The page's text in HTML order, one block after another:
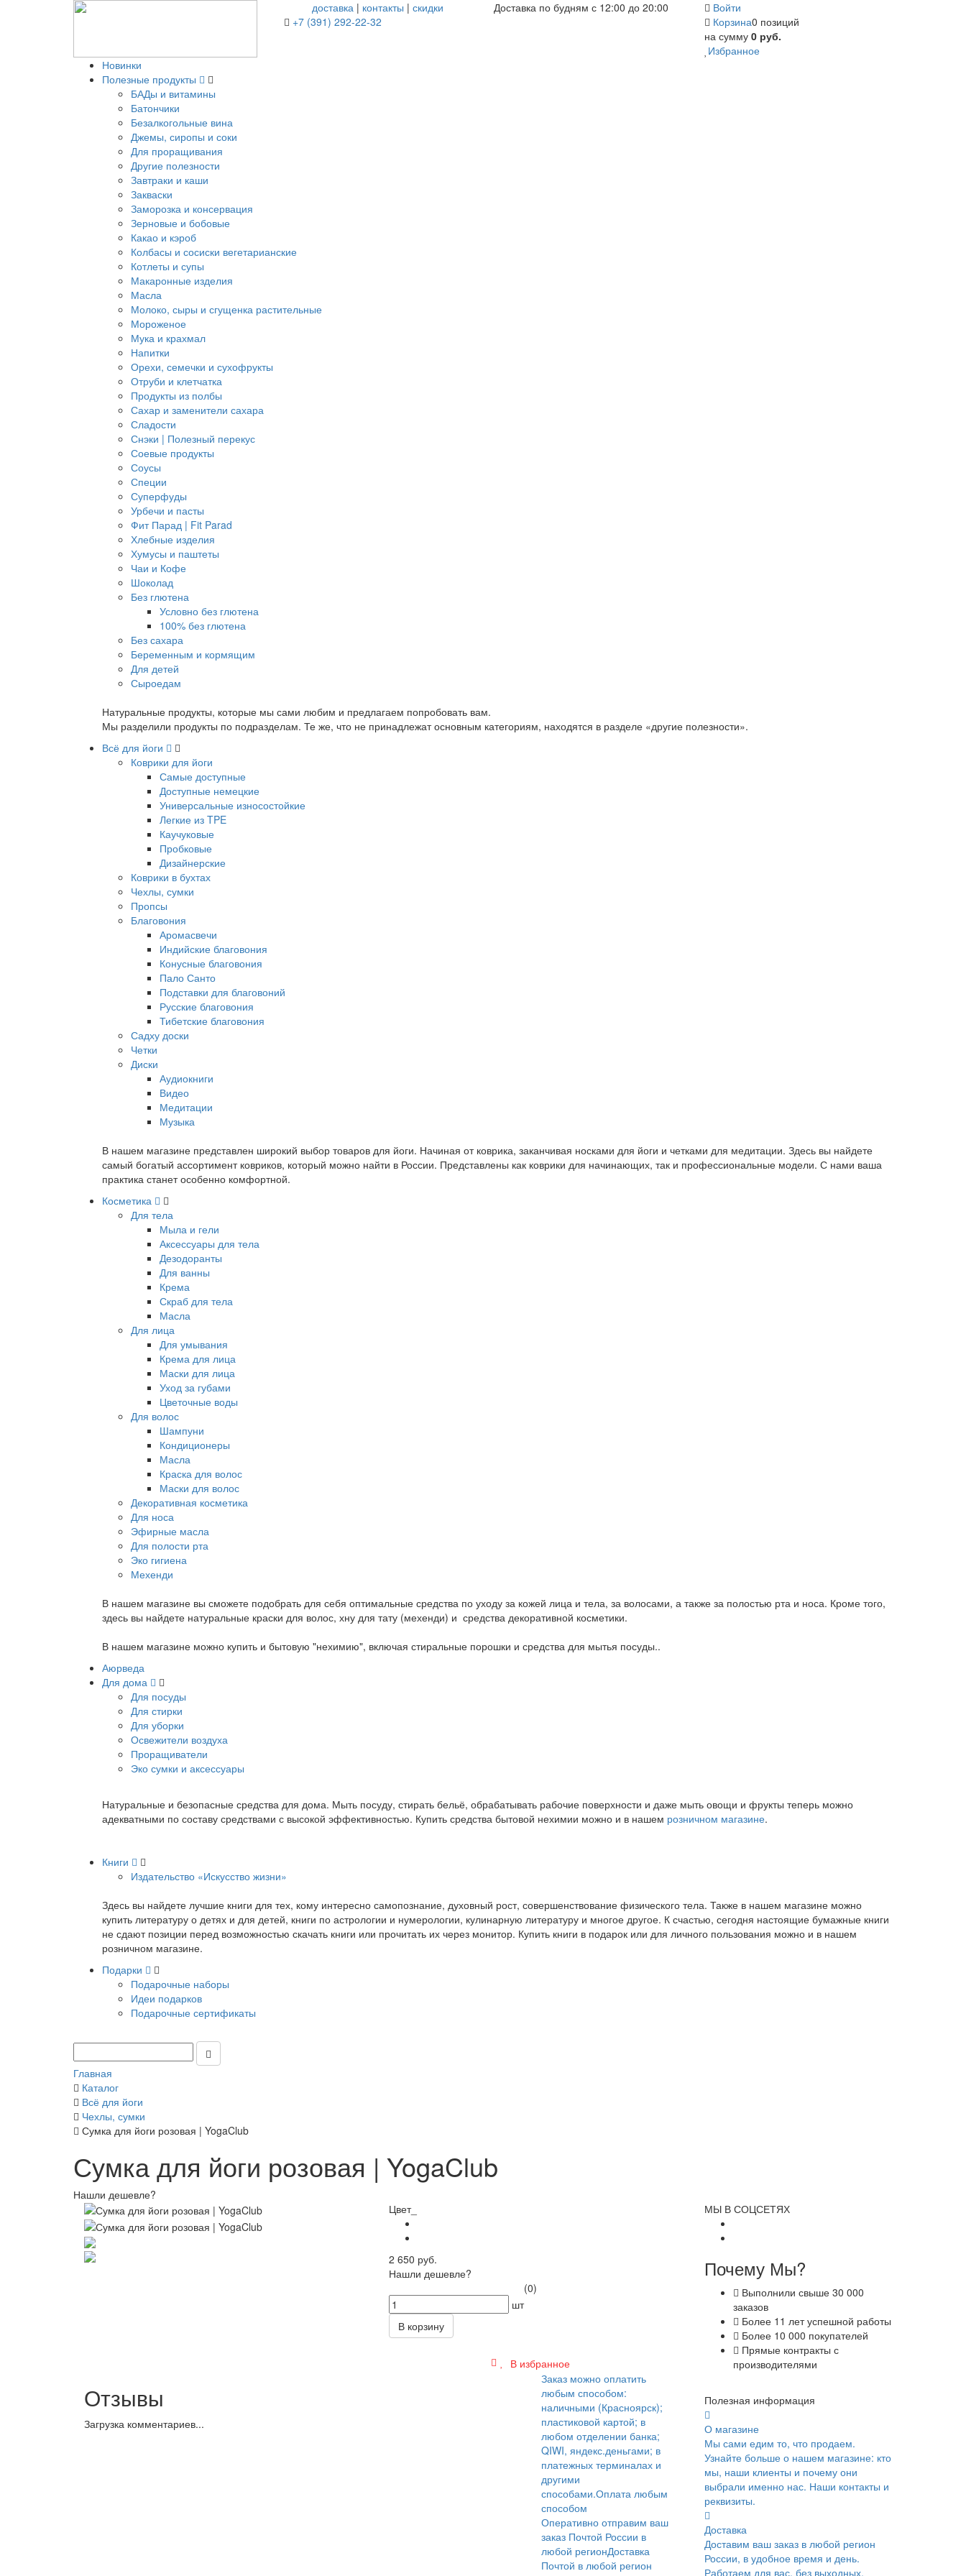
доставка | контакты |скидки
+7 (391) 292-22-32
Доставка по будням с 12:00 до 20:00
Войти
Корзина0 позиций
на сумму 0 руб.
Избранное
Новинки
Полезные продукты
БАДы и витамины
Батончики
Безалкогольные вина
Джемы, сиропы и соки
Для проращивания
Другие полезности
Завтраки и каши
Закваски
Заморозка и консервация
Зерновые и бобовые
Какао и кэроб
Колбасы и сосиски вегетарианские
Котлеты и супы
Макаронные изделия
Масла
Молоко, сыры и сгущенка растительные
Мороженое
Мука и крахмал
Напитки
Орехи, семечки и сухофрукты
Отруби и клетчатка
Продукты из полбы
Сахар и заменители сахара
Сладости
Снэки | Полезный перекус
Соевые продукты
Соусы
Специи
Суперфуды
Урбечи и пасты
Фит Парад | Fit Parad
Хлебные изделия
Хумусы и паштеты
Чаи и Кофе
Шоколад
Без глютена
Условно без глютена
100% без глютена
Без сахара
Беременным и кормящим
Для детей
Сыроедам
Натуральные продукты, которые мы сами любим и предлагаем попробовать вам.
Мы разделили продукты по подразделам. Те же, что не принадлежат основным категориям, находятся в разделе «другие полезности».
Всё для йоги
Коврики для йоги
Самые доступные
Доступные немецкие
Универсальные износостойкие
Легкие из TPE
Каучуковые
Пробковые
Дизайнерские
Коврики в бухтах
Чехлы, сумки
Пропсы
Благовония
Аромасвечи
Индийские благовония
Конусные благовония
Пало Санто
Подставки для благовоний
Русские благовония
Тибетские благовония
Садху доски
Четки
Диски
Аудиокниги
Видео
Медитации
Музыка
В нашем магазине представлен широкий выбор товаров для йоги. Начиная от коврика, заканчивая носками для йоги и четками для медитации. Здесь вы найдете
самый богатый ассортимент ковриков, который можно найти в России. Представлены как коврики для начинающих, так и профессиональные модели. С нами ваша
практика станет особенно комфортной.
Косметика
Для тела
Мыла и гели
Аксессуары для тела
Дезодоранты
Для ванны
Крема
Скраб для тела
Масла
Для лица
Для умывания
Крема для лица
Маски для лица
Уход за губами
Цветочные воды
Для волос
Шампуни
Кондиционеры
Масла
Краска для волос
Маски для волос
Декоративная косметика
Для носа
Эфирные масла
Для полости рта
Эко гигиена
Мехенди
В нашем магазине вы сможете подобрать для себя оптимальные средства по уходу за кожей лица и тела, за волосами, а также за полостью рта и носа. Кроме того,
здесь вы найдете натуральные краски для волос, хну для тату (мехенди) и средства декоративной косметики.
В нашем магазине можно купить и бытовую "нехимию", включая стиральные порошки и средства для мытья посуды..
Аюрведа
Для дома
Для посуды
Для стирки
Для уборки
Освежители воздуха
Проращиватели
Эко сумки и аксессуары
Натуральные и безопасные средства для дома. Мыть посуду, стирать бельё, обрабатывать рабочие поверхности и даже мыть овощи и фрукты теперь можно
адекватными по составу средствами с высокой эффективностью. Купить средства бытовой нехимии можно и в нашем розничном магазине.
Книги
Издательство «Искусство жизни»
Здесь вы найдете лучшие книги для тех, кому интересно самопознание, духовный рост, совершенствование физического тела. Также в нашем магазине можно
купить литературу о детях и для детей, книги по астрологии и нумерологии, кулинарную литературу и многое другое. К счастью, сегодня настоящие бумажные книги
не сдают позиции перед возможностью скачать книги или прочитать их через монитор. Купить книги в подарок или для личного пользования можно и в нашем
розничном магазине.
Подарки
Подарочные наборы
Идеи подарков
Подарочные сертификаты
Главная
Каталог
Всё для йоги
Чехлы, сумки
Сумка для йоги розовая | YogaClub
Сумка для йоги розовая | YogaClub
Нашли дешевле?
Цвет_
2 650 руб.
Нашли дешевле?
(0)
шт
В корзину
В избранное
Отзывы
Загрузка комментариев...
Заказ можно оплатить
любым способом:
наличными (Красноярск);
пластиковой картой; в
любом отделении банка;
QIWI, яндекс.деньгами; в
платежных терминалах и
другими
способами.Оплата любым
способом
Оперативно отправим ваш
заказ Почтой России в
любой регионДоставка
Почтой в любой регион
МЫ В СОЦСЕТЯХ
Почему Мы?
Выполнили свыше 30 000
заказов
Более 11 лет успешной работы
Более 10 000 покупателей
Прямые контракты с
производителями
Полезная информация
О магазине
Мы сами едим то, что продаем.
Узнайте больше о нашем магазине: кто
мы, наши клиенты и почему они
выбрали именно нас. Наши контакты и
реквизиты.
Доставка
Доставим ваш заказ в любой регион
России, в удобное время и день.
Работаем для вас, без выходных.